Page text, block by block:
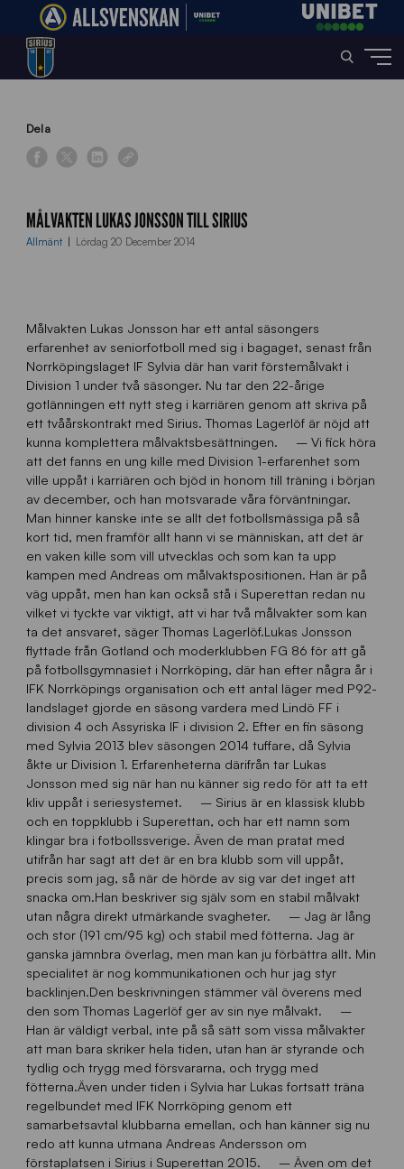
Home»
Dela
MÅLVAKTEN LUKAS JONSSON TILL SIRIUS
Allmänt Lördag 20 December 2014
Målvakten Lukas Jonsson har ett antal säsongers
erfarenhet av seniorfotboll med sig i bagaget, senast från
Norrköpingslaget IF Sylvia där han varit förstemålvakt i
Division 1 under två säsonger. Nu tar den 22-årige
gotlänningen ett nytt steg i karriären genom att skriva på
ett tvåårskontrakt med Sirius. Thomas Lagerlöf är nöjd att
kunna komplettera målvaktsbesättningen. – Vi fick höra
att det fanns en ung kille med Division 1-erfarenhet som
ville uppåt i karriären och bjöd in honom till träning i början
av december, och han motsvarade våra förväntningar.
Man hinner kanske inte se allt det fotbollsmässiga på så
kort tid, men framför allt hann vi se människan, att det är
en vaken kille som vill utvecklas och som kan ta upp
kampen med Andreas om målvaktspositionen. Han är på
väg uppåt, men han kan också stå i Superettan redan nu
vilket vi tyckte var viktigt, att vi har två målvakter som kan
ta det ansvaret, säger Thomas Lagerlöf.Lukas Jonsson
flyttade från Gotland och moderklubben FG 86 för att gå
på fotbollsgymnasiet i Norrköping, där han efter några år i
IFK Norrköpings organisation och ett antal läger med P92-
landslaget gjorde en säsong vardera med Lindö FF i
division 4 och Assyriska IF i division 2. Efter en fin säsong
med Sylvia 2013 blev säsongen 2014 tuffare, då Sylvia
åkte ur Division 1. Erfarenheterna därifrån tar Lukas
Jonsson med sig när han nu känner sig redo för att ta ett
kliv uppåt i seriesystemet. – Sirius är en klassisk klubb
och en toppklubb i Superettan, och har ett namn som
klingar bra i fotbollssverige. Även de man pratat med
utifrån har sagt att det är en bra klubb som vill uppåt,
precis som jag, så när de hörde av sig var det inget att
snacka om.Han beskriver sig själv som en stabil målvakt
utan några direkt utmärkande svagheter. – Jag är lång
och stor (191 cm/95 kg) och stabil med fötterna. Jag är
ganska jämnbra överlag, men man kan ju förbättra allt. Min
specialitet är nog kommunikationen och hur jag styr
backlinjen.Den beskrivningen stämmer väl överens med
den som Thomas Lagerlöf ger av sin nye målvakt. –
Han är väldigt verbal, inte på så sätt som vissa målvakter
att man bara skriker hela tiden, utan han är styrande och
tydlig och trygg med försvararna, och trygg med
fötterna.Även under tiden i Sylvia har Lukas fortsatt träna
regelbundet med IFK Norrköping genom ett
samarbetsavtal klubbarna emellan, och han känner sig nu
redo att kunna utmana Andreas Andersson om
förstaplatsen i Sirius i Superettan 2015. – Även om det